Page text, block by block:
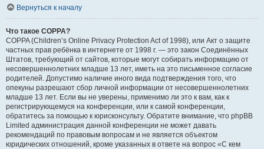
Вернуться к началу
Что такое COPPA?
COPPA (Children’s Online Privacy Protection Act of 1998), или Акт о защите
частных прав ребёнка в интернете от 1998 г. — это закон Соединённых
Штатов, требующий от сайтов, которые могут собирать информацию от
несовершеннолетних младше 13 лет, иметь на это письменное согласие
родителей. Допустимо наличие иного вида подтверждения того, что
опекуны разрешают сбор личной информации от несовершеннолетних
младше 13 лет. Если вы не уверены, применимо ли это к вам, как к
регистрирующемуся на конференции, или к самой конференции,
обратитесь за помощью к юрисконсульту. Обратите внимание, что phpBB
Limited администрация данной конференции не может давать
рекомендаций по правовым вопросам и не является объектом
юридических отношений, кроме указанных в ответе на вопрос «С кем